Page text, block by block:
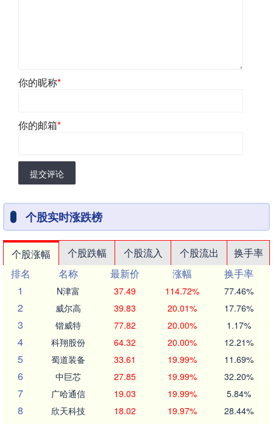
你的昵称*
你的邮箱*
提交评论
个股实时涨跌榜
个股涨幅 个股跌幅 个股流入 个股流出
换手率
排名
名称 最新价 涨幅
换手率
1
N津富 37.49 114.72% 77.46%
2 威尔高 39.83 20.01% 17.76%
3 锴威特 77.82 20.00% 1.17%
4 科翔股份 64.32 20.00% 12.21%
5 蜀道装备 33.61 19.99% 11.69%
6 中巨芯 27.85 19.99% 32.20%
7 广哈通信 19.03 19.99% 5.84%
8 欣天科技 18.02 19.97% 28.44%